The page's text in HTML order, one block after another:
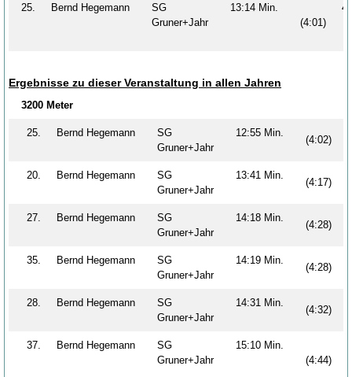
25. Bernd Hegemann
SG
Gruner+Jahr
13:14 Min.
(4:01)
Ergebnisse zu dieser Veranstaltung in allen Jahren
3200 Meter
25. Bernd Hegemann
SG
Gruner+Jahr
12:55 Min.
(4:02)
20. Bernd Hegemann
SG
Gruner+Jahr
13:41 Min.
(4:17)
27. Bernd Hegemann
SG
Gruner+Jahr
14:18 Min.
(4:28)
35. Bernd Hegemann
SG
Gruner+Jahr
14:19 Min.
(4:28)
28. Bernd Hegemann
SG
Gruner+Jahr
14:31 Min.
(4:32)
37. Bernd Hegemann
SG
Gruner+Jahr
15:10 Min.
(4:44)